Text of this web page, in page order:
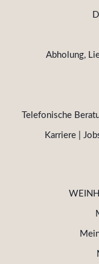
Abholung,
Telefonische
Karriere |